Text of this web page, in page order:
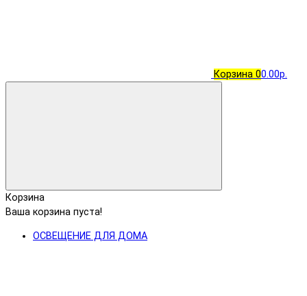
Корзина 00.00р.
Корзина
Ваша корзина пуста!
ОСВЕЩЕНИЕ ДЛЯ ДОМА